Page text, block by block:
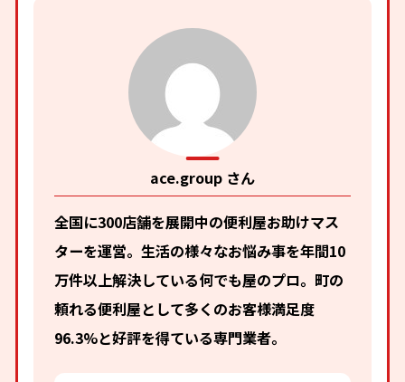
ace.group さん
全国に300店舗を展開中の便利屋お助けマス
ターを運営。生活の様々なお悩み事を年間10
万件以上解決している何でも屋のプロ。町の
頼れる便利屋として多くのお客様満足度
96.3%と好評を得ている専門業者。